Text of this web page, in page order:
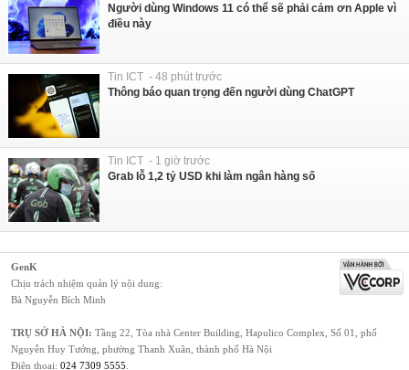
Người dùng Windows 11 có thể sẽ phải cảm ơn Apple vì
điều này
Tin ICT - 48 phút trước
Thông báo quan trọng đến người dùng ChatGPT
Tin ICT - 1 giờ trước
Grab lỗ 1,2 tỷ USD khi làm ngân hàng số
GenK
Chịu trách nhiệm quản lý nội dung:
Bà Nguyễn Bích Minh
TRỤ SỞ HÀ NỘI: Tầng 22, Tòa nhà Center Building, Hapulico Complex, Số 01, phố
Nguyễn Huy Tưởng, phường Thanh Xuân, thành phố Hà Nội
Điện thoại: 024 7309 5555